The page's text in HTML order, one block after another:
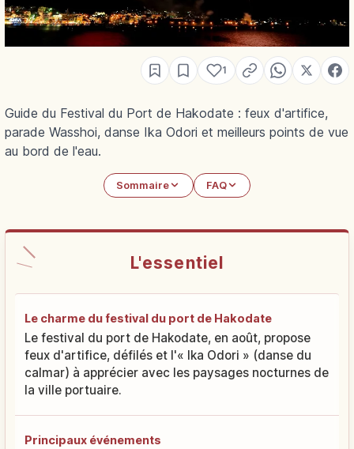
1
Guide du Festival du Port de Hakodate : feux d'artifice,
parade Wasshoi, danse Ika Odori et meilleurs points de vue
au bord de l'eau.
Sommaire FAQ
L'essentiel
Le charme du festival du port de Hakodate
Le festival du port de Hakodate, en août, propose
feux d'artifice, défilés et l'« Ika Odori » (danse du
calmar) à apprécier avec les paysages nocturnes de
la ville portuaire.
Principaux événements